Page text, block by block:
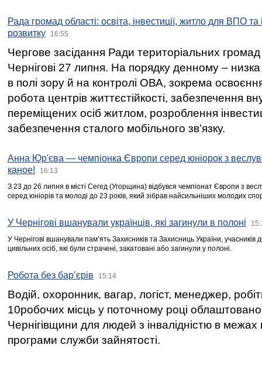
Рада громад області: освіта, інвестиції, житло для ВПО
розвитку
16:55
Чергове засідання Ради територіальних громад
Чернігові 27 липня. На порядку денному –
в полі зору й на контролі ОВА, зокрема освоєння
робота центрів життєстійкості, забезпечення
переміщених осіб житлом, розроблення
забезпечення сталого мобільного зв’язку.
Анна Юр'єва — чемпіонка Європи серед юніорок з
каное!
16:13
З 23 до 26 липня в місті Сегед (Угорщина) відбувся чемпіонат Європи з
серед юніорів та молоді до 23 років, який зібрав найсильніших молодих
У Чернігові вшанували українців, які загинули в полоні
У Чернігові вшанували пам’ять Захисників та Захисниць України,
цивільних осіб, які були страчені, закатовані або загинули у полоні.
Робота без бар’єрів 15:14
Водій, охоронник, вагар, логіст, менеджер,
10робочих місць у поточному році
Чернігівщини для людей з інвалідністю в межах
програми служби зайнятості.